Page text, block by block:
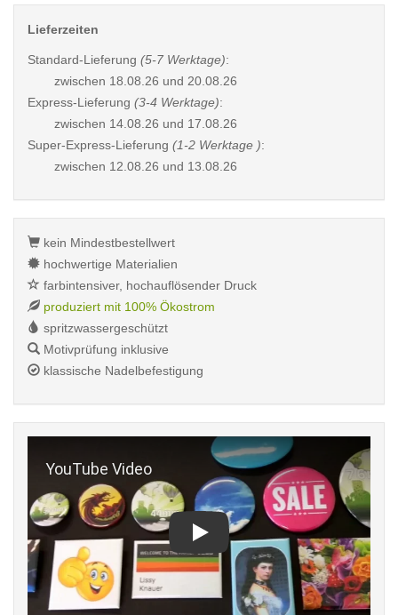
Lieferzeiten
Standard-Lieferung (5-7 Werktage):
zwischen 18.08.26 und 20.08.26
Express-Lieferung (3-4 Werktage):
zwischen 14.08.26 und 17.08.26
Super-Express-Lieferung (1-2 Werktage ):
zwischen 12.08.26 und 13.08.26
kein Mindestbestellwert
hochwertige Materialien
farbintensiver, hochauflösender Druck
produziert mit 100% Ökostrom
spritzwassergeschützt
Motivprüfung inklusive
klassische Nadelbefestigung